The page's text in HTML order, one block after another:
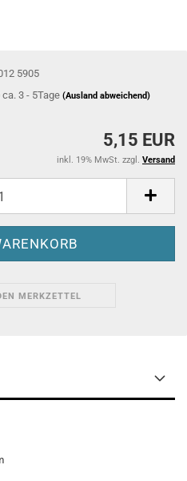
5905
ca. 3 - 5Tage(Ausland abweichend)
5,15 EUR
inkl. 19% MwSt. zzgl. Versand
MERKZETTEL